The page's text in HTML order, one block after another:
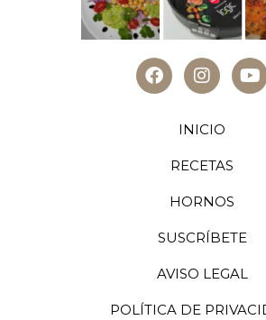
INICIO
RECETAS
HORNOS
SUSCRÍBETE
AVISO LEGAL
POLÍTICA DE